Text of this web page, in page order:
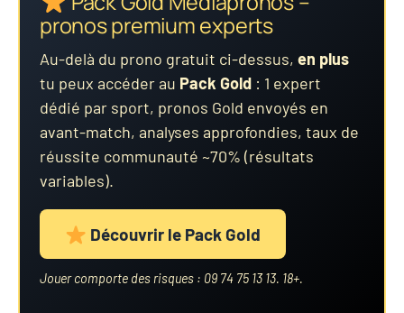
pronos premium experts
Au-delà du prono gratuit ci-dessus, en plus
tu peux accéder au Pack Gold : 1 expert
dédié par sport, pronos Gold envoyés en
avant-match, analyses approfondies, taux de
réussite communauté ~70% (résultats
variables).
Découvrir le Pack Gold
Jouer comporte des risques : 09 74 75 13 13. 18+.